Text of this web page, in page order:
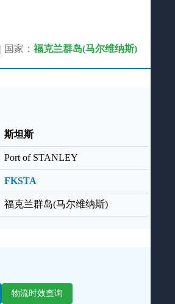
| 国家： 福克兰群岛(马尔维纳斯)
斯坦斯
Port of STANLEY
FKSTA
福克兰群岛(马尔维纳斯)
物流时效查询